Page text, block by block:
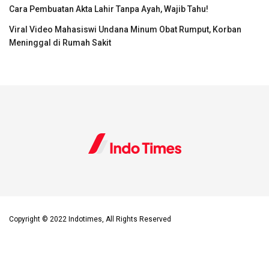
Cara Pembuatan Akta Lahir Tanpa Ayah, Wajib Tahu!
Viral Video Mahasiswi Undana Minum Obat Rumput, Korban
Meninggal di Rumah Sakit
Copyright © 2022 Indotimes, All Rights Reserved